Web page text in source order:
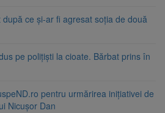
ce și-ar fi agresat soția de două
pe polițiști la cioate. Bărbat prins în
pentru urmărirea inițiativei de
Nicușor Dan